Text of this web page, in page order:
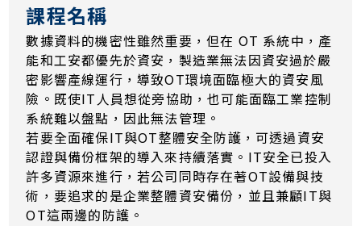
課程名稱
數據資料的機密性雖然重要，但在 OT 系統中，產
能和工安都優先於資安，製造業無法因資安過於嚴
密影響產線運行，導致OT環境面臨極大的資安風
險。既使IT人員想從旁協助，也可能面臨工業控制
系統難以盤點，因此無法管理。
若要全面確保IT與OT整體安全防護，可透過資安
認證與備份框架的導入來持續落實。IT安全已投入
許多資源來進行，若公司同時存在著OT設備與技
術，要追求的是企業整體資安備份，並且兼顧IT與
OT這兩邊的防護。